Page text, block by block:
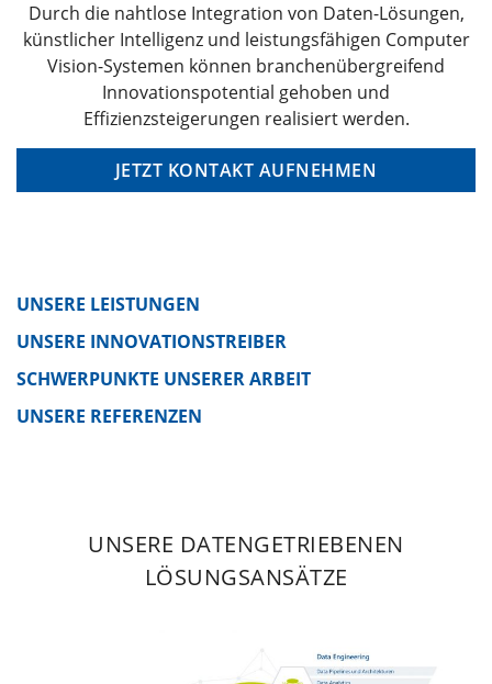
Durch die nahtlose Integration von Daten-Lösungen,
künstlicher Intelligenz und leistungsfähigen Computer
Vision-Systemen können branchenübergreifend
Innovationspotential gehoben und
Effizienzsteigerungen realisiert werden.
JETZT KONTAKT AUFNEHMEN
UNSERE LEISTUNGEN
UNSERE INNOVATIONSTREIBER
SCHWERPUNKTE UNSERER ARBEIT
UNSERE REFERENZEN
UNSERE DATENGETRIEBENEN
LÖSUNGSANSÄTZE